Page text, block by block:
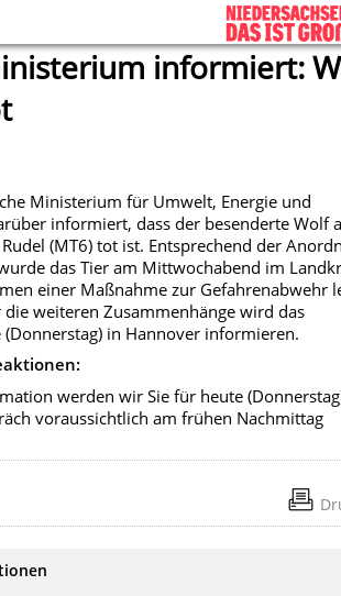
informiert:
Ministerium für Umwelt, Energie und
informiert, dass der besenderte Wolf
(MT6) tot ist. Entsprechend der
das Tier am Mittwochabend im
einer Maßnahme zur Gefahrenabwehr
weiteren Zusammenhänge wird das
in Hannover informieren.
werden wir Sie für heute
voraussichtlich am frühen Nachmittag